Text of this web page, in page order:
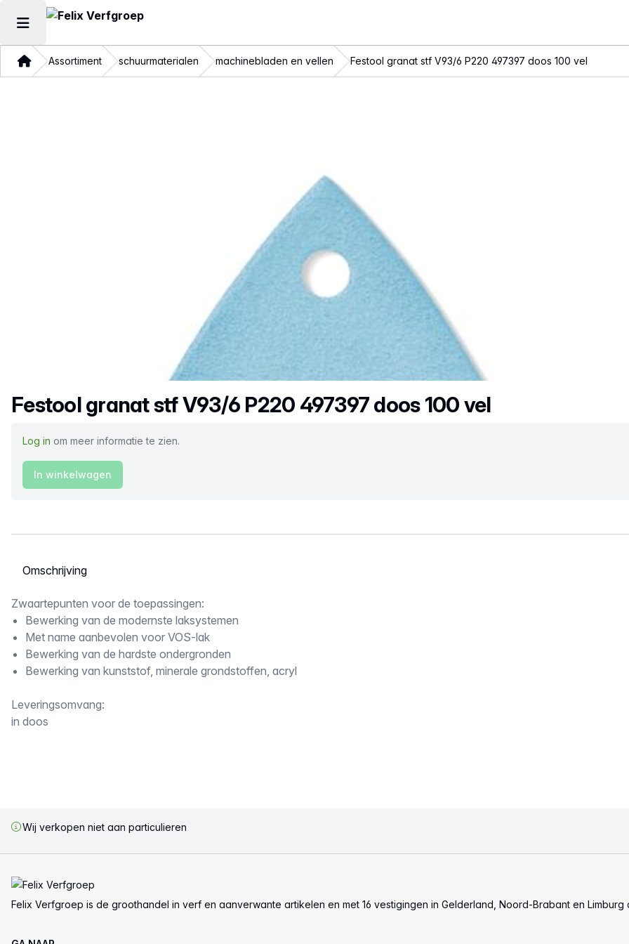
Hoofdmenu openen
ThuisAssortiment schuurmaterialen machinebladen en vellen Festool granat stf V93/6 P220 497397 doos 100 vel
Productnaam
Festool granat stf V93/6 P220 497397 doos 100 vel
Log in om meer informatie te zien.
In winkelwagen
Selecteer een tabblad
Omschrijving
Zwaartepunten voor de toepassingen:
Bewerking van de modernste laksystemen
Met name aanbevolen voor VOS-lak
Bewerking van de hardste ondergronden
Bewerking van kunststof, minerale grondstoffen, acryl
Leveringsomvang:
in doos
Wij verkopen niet aan particulieren
Felix Verfgroep is de groothandel in verf en aanverwante artikelen en met 16 vestigingen in Gelderland, Noord-Brabant en Limburg